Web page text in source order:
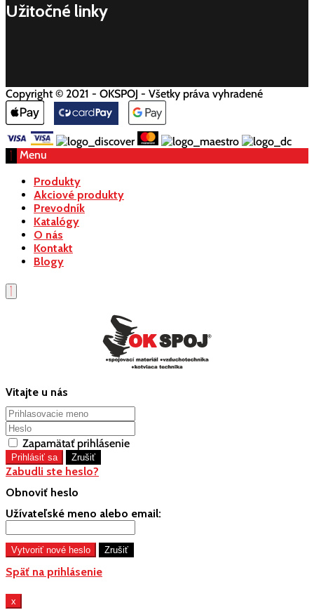
Užitočné linky
Copyright © 2021 - OKSPOJ - Všetky práva vyhradené
Menu
Produkty
Akciové produkty
Prevodník
Katalógy
O nás
Kontakt
Blogy
Vitajte u nás
Zapamätať prihlásenie
Zabudli ste heslo?
Obnoviť heslo
Užívateľské meno alebo email:
Späť na prihlásenie
x